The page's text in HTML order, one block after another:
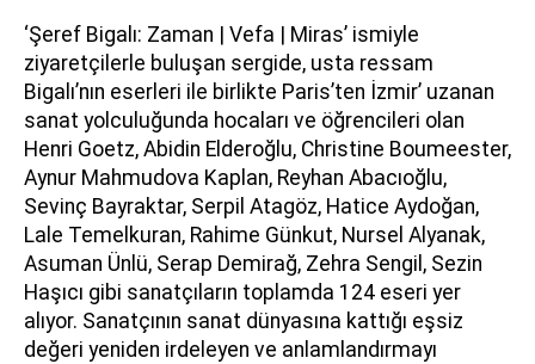
‘Şeref Bigalı: Zaman | Vefa | Miras’ ismiyle
ziyaretçilerle buluşan sergide, usta ressam
Bigalı’nın eserleri ile birlikte Paris’ten İzmir’ uzanan
sanat yolculuğunda hocaları ve öğrencileri olan
Henri Goetz, Abidin Elderoğlu, Christine Boumeester,
Aynur Mahmudova Kaplan, Reyhan Abacıoğlu,
Sevinç Bayraktar, Serpil Atagöz, Hatice Aydoğan,
Lale Temelkuran, Rahime Günkut, Nursel Alyanak,
Asuman Ünlü, Serap Demirağ, Zehra Sengil, Sezin
Haşıcı gibi sanatçıların toplamda 124 eseri yer
alıyor. Sanatçının sanat dünyasına kattığı eşsiz
değeri yeniden irdeleyen ve anlamlandırmayı